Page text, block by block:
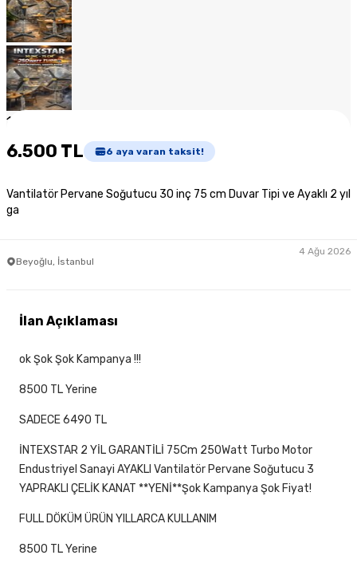
1
6.500 TL 6 aya varan taksit!
Vantilatör Pervane Soğutucu 30 inç 75 cm Duvar Tipi ve Ayaklı 2 yıl
ga
Beyoğlu, İstanbul
4 Ağu 2026
İlan Açıklaması
ok Şok Şok Kampanya !!!
8500 TL Yerine
SADECE 6490 TL
İNTEXSTAR 2 YİL GARANTİLİ 75Cm 250Watt Turbo Motor
Endustriyel Sanayi AYAKLI Vantilatör Pervane Soğutucu 3
YAPRAKLI ÇELİK KANAT **YENİ**Şok Kampanya Şok Fiyat!
FULL DÖKÜM ÜRÜN YILLARCA KULLANIM
8500 TL Yerine